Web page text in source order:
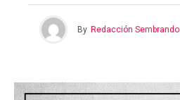
By Redacción Sembrando